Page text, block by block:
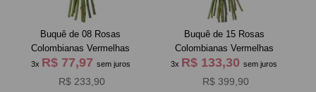
Buquê de 08 Rosas
Colombianas Vermelhas
3x R$ 77,97 sem juros
R$ 233,90
Buquê de 15 Rosas
Colombianas Vermelhas
3x R$ 133,30sem juros
R$ 399,90